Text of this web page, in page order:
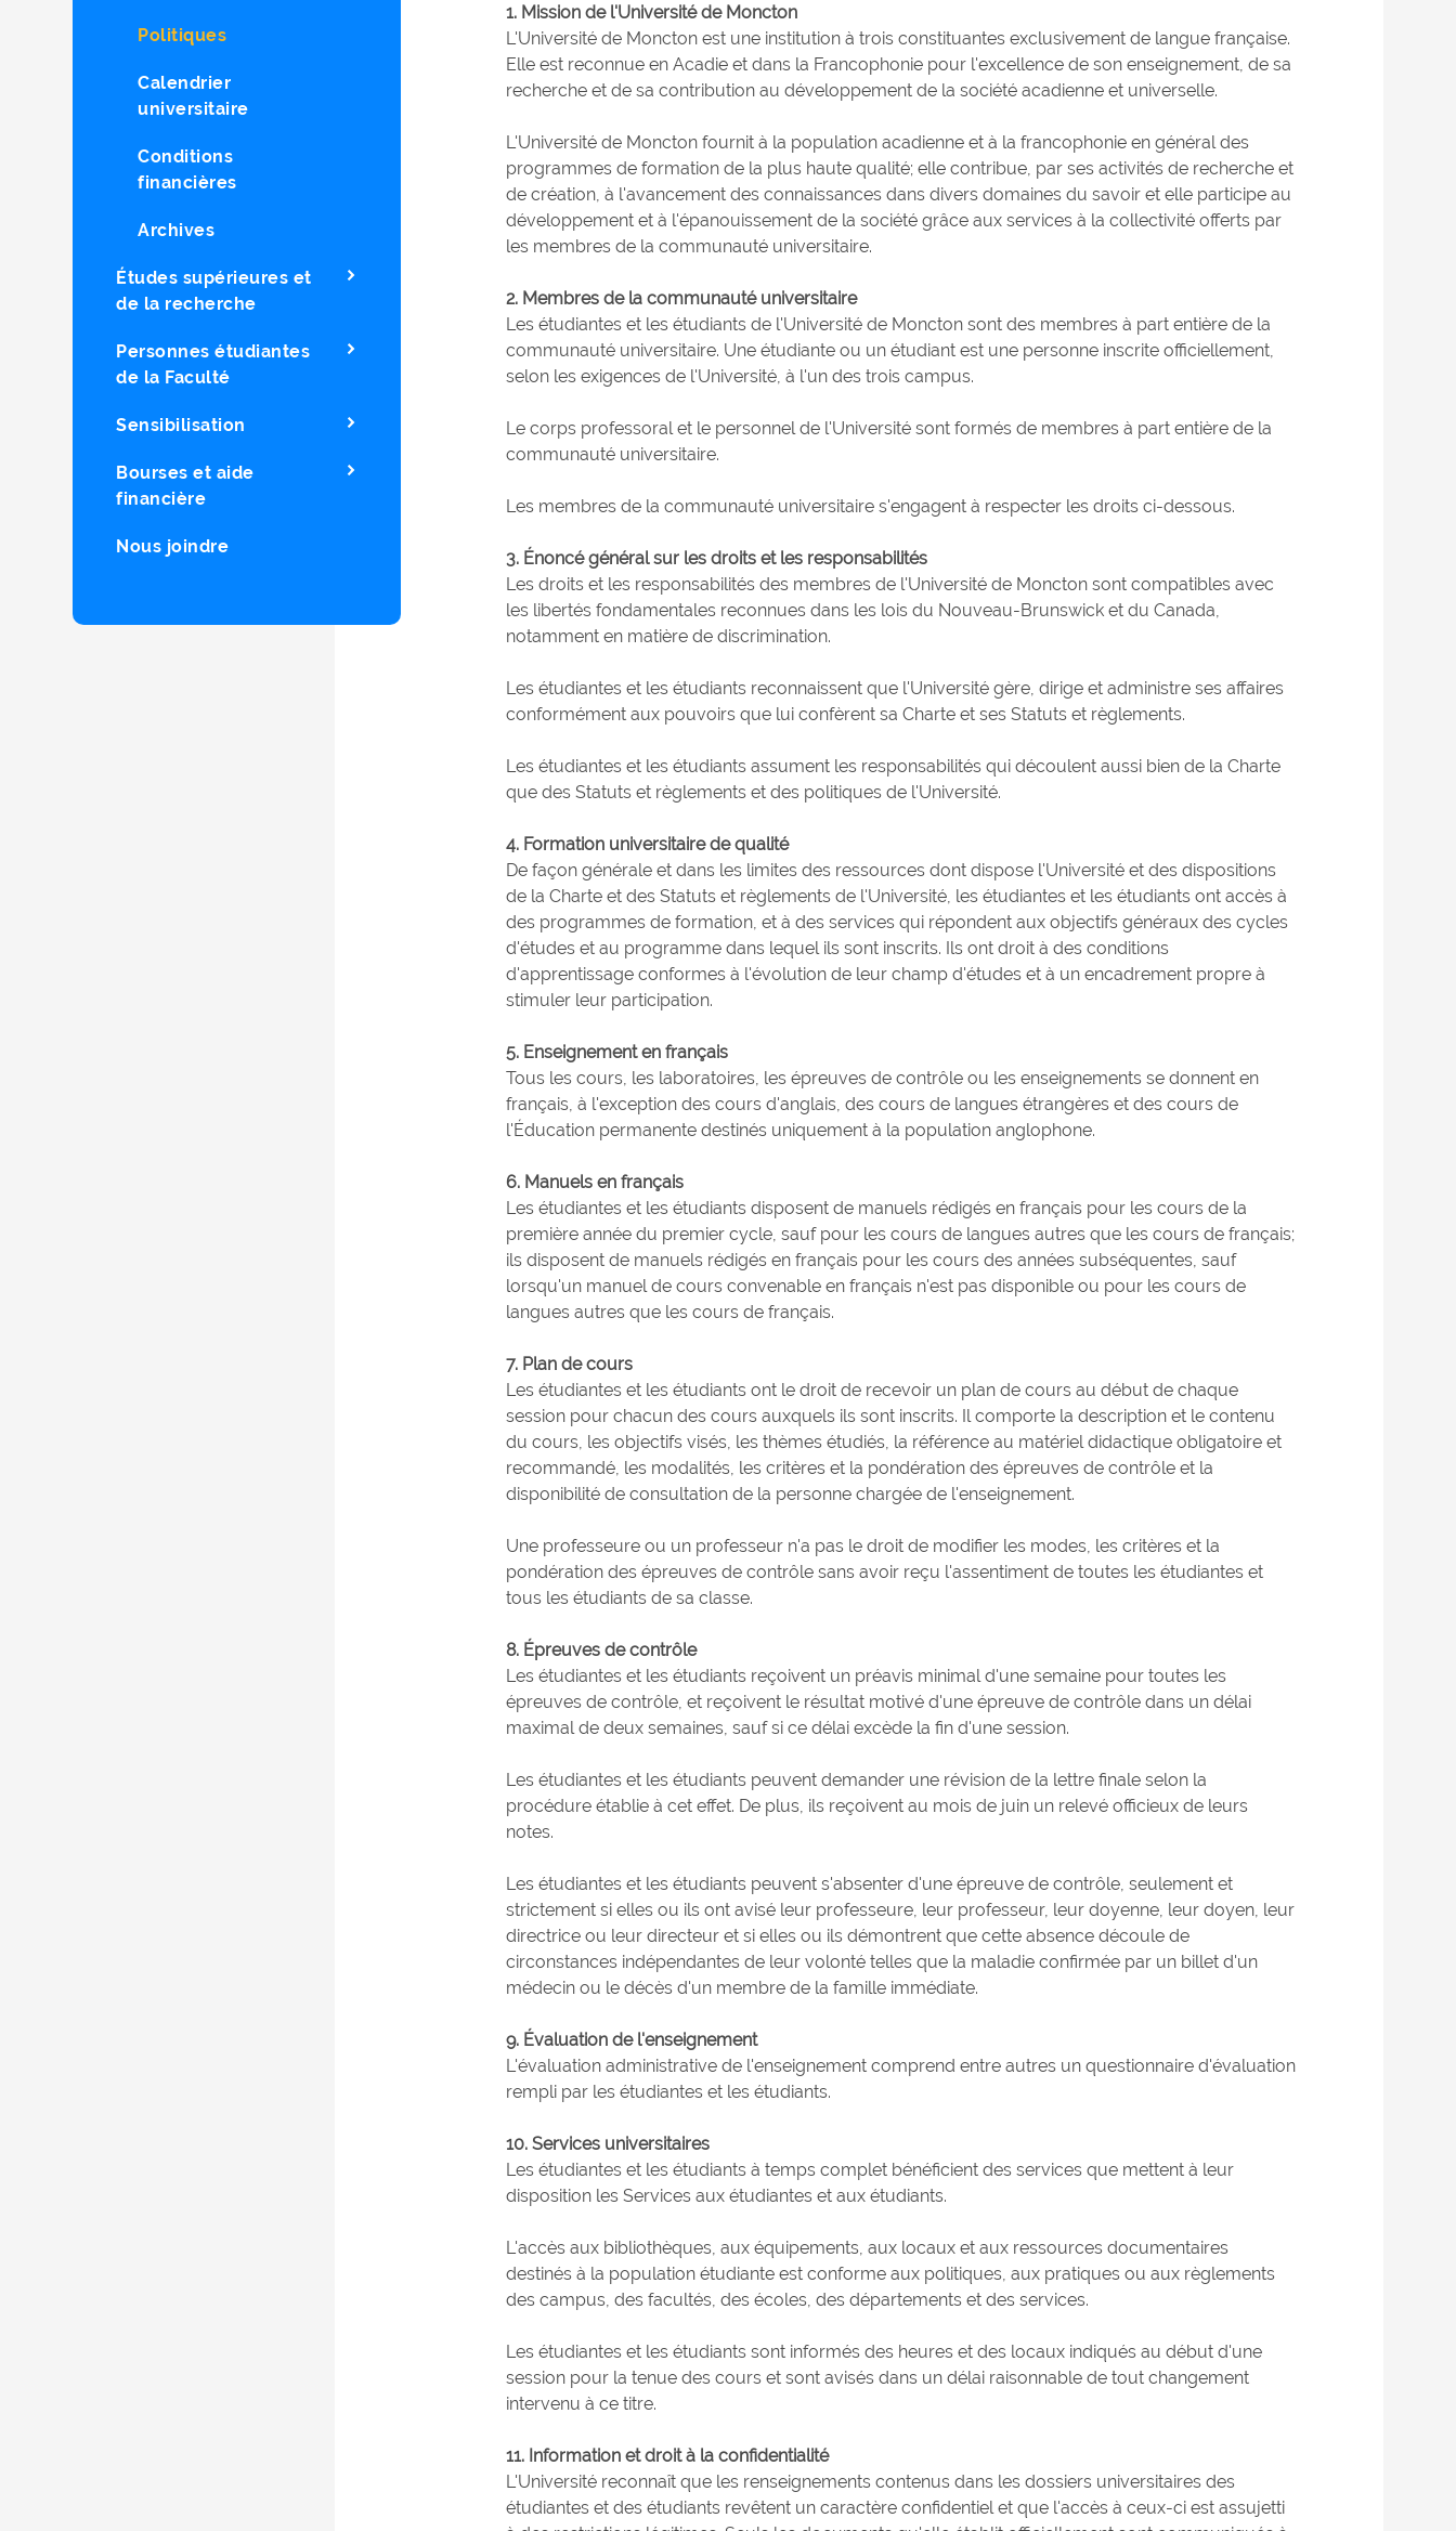
Politiques
Calendrier
universitaire
Conditions
financières
Archives
Études supérieures et
de la recherche
Personnes étudiantes
de la Faculté
Sensibilisation
Bourses et aide
financière
Nous joindre
1. Mission de l'Université de Moncton
L'Université de Moncton est une institution à trois constituantes exclusivement de langue française.
Elle est reconnue en Acadie et dans la Francophonie pour l'excellence de son enseignement, de sa
recherche et de sa contribution au développement de la société acadienne et universelle.
L'Université de Moncton fournit à la population acadienne et à la francophonie en général des
programmes de formation de la plus haute qualité; elle contribue, par ses activités de recherche et
de création, à l'avancement des connaissances dans divers domaines du savoir et elle participe au
développement et à l'épanouissement de la société grâce aux services à la collectivité offerts par
les membres de la communauté universitaire.
2. Membres de la communauté universitaire
Les étudiantes et les étudiants de l'Université de Moncton sont des membres à part entière de la
communauté universitaire. Une étudiante ou un étudiant est une personne inscrite officiellement,
selon les exigences de l'Université, à l'un des trois campus.
Le corps professoral et le personnel de l'Université sont formés de membres à part entière de la
communauté universitaire.
Les membres de la communauté universitaire s'engagent à respecter les droits ci-dessous.
3. Énoncé général sur les droits et les responsabilités
Les droits et les responsabilités des membres de l'Université de Moncton sont compatibles avec
les libertés fondamentales reconnues dans les lois du Nouveau-Brunswick et du Canada,
notamment en matière de discrimination.
Les étudiantes et les étudiants reconnaissent que l'Université gère, dirige et administre ses affaires
conformément aux pouvoirs que lui confèrent sa Charte et ses Statuts et règlements.
Les étudiantes et les étudiants assument les responsabilités qui découlent aussi bien de la Charte
que des Statuts et règlements et des politiques de l'Université.
4. Formation universitaire de qualité
De façon générale et dans les limites des ressources dont dispose l'Université et des dispositions
de la Charte et des Statuts et règlements de l'Université, les étudiantes et les étudiants ont accès à
des programmes de formation, et à des services qui répondent aux objectifs généraux des cycles
d'études et au programme dans lequel ils sont inscrits. Ils ont droit à des conditions
d'apprentissage conformes à l'évolution de leur champ d'études et à un encadrement propre à
stimuler leur participation.
5. Enseignement en français
Tous les cours, les laboratoires, les épreuves de contrôle ou les enseignements se donnent en
français, à l'exception des cours d'anglais, des cours de langues étrangères et des cours de
l'Éducation permanente destinés uniquement à la population anglophone.
6. Manuels en français
Les étudiantes et les étudiants disposent de manuels rédigés en français pour les cours de la
première année du premier cycle, sauf pour les cours de langues autres que les cours de français;
ils disposent de manuels rédigés en français pour les cours des années subséquentes, sauf
lorsqu'un manuel de cours convenable en français n'est pas disponible ou pour les cours de
langues autres que les cours de français.
7. Plan de cours
Les étudiantes et les étudiants ont le droit de recevoir un plan de cours au début de chaque
session pour chacun des cours auxquels ils sont inscrits. Il comporte la description et le contenu
du cours, les objectifs visés, les thèmes étudiés, la référence au matériel didactique obligatoire et
recommandé, les modalités, les critères et la pondération des épreuves de contrôle et la
disponibilité de consultation de la personne chargée de l'enseignement.
Une professeure ou un professeur n'a pas le droit de modifier les modes, les critères et la
pondération des épreuves de contrôle sans avoir reçu l'assentiment de toutes les étudiantes et
tous les étudiants de sa classe.
8. Épreuves de contrôle
Les étudiantes et les étudiants reçoivent un préavis minimal d'une semaine pour toutes les
épreuves de contrôle, et reçoivent le résultat motivé d'une épreuve de contrôle dans un délai
maximal de deux semaines, sauf si ce délai excède la fin d'une session.
Les étudiantes et les étudiants peuvent demander une révision de la lettre finale selon la
procédure établie à cet effet. De plus, ils reçoivent au mois de juin un relevé officieux de leurs
notes.
Les étudiantes et les étudiants peuvent s'absenter d'une épreuve de contrôle, seulement et
strictement si elles ou ils ont avisé leur professeure, leur professeur, leur doyenne, leur doyen, leur
directrice ou leur directeur et si elles ou ils démontrent que cette absence découle de
circonstances indépendantes de leur volonté telles que la maladie confirmée par un billet d'un
médecin ou le décès d'un membre de la famille immédiate.
9. Évaluation de l'enseignement
L'évaluation administrative de l'enseignement comprend entre autres un questionnaire d'évaluation
rempli par les étudiantes et les étudiants.
10. Services universitaires
Les étudiantes et les étudiants à temps complet bénéficient des services que mettent à leur
disposition les Services aux étudiantes et aux étudiants.
L'accès aux bibliothèques, aux équipements, aux locaux et aux ressources documentaires
destinés à la population étudiante est conforme aux politiques, aux pratiques ou aux règlements
des campus, des facultés, des écoles, des départements et des services.
Les étudiantes et les étudiants sont informés des heures et des locaux indiqués au début d'une
session pour la tenue des cours et sont avisés dans un délai raisonnable de tout changement
intervenu à ce titre.
11. Information et droit à la confidentialité
L'Université reconnaît que les renseignements contenus dans les dossiers universitaires des
étudiantes et des étudiants revêtent un caractère confidentiel et que l'accès à ceux-ci est assujetti